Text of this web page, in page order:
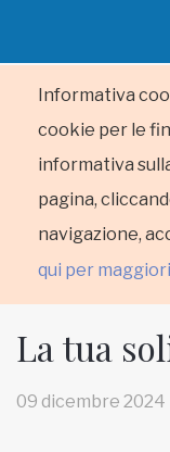
Informativa
cookie per le
informativa
pagina,
navigazione,
qui per
La tua
09 dicembre 2024